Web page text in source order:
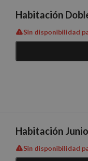
Habitación
Sin disponibilidad
Habitación
Sin disponibilidad